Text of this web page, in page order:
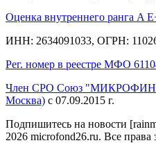
Оценка внутреннего ранга A
ИНН: 2634091033, ОГРН:
Рег. номер в реестре МФО
Член СРО Союз
Москва) с 07.09.2015 г.
Подпишитесь на новости
2026 microfond26.ru. Все